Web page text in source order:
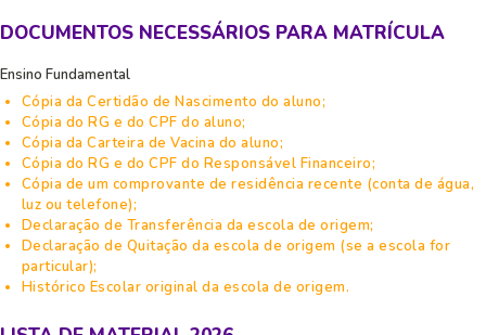
DOCUMENTOS NECESSÁRIOS PARA MATRÍCULA
Ensino Fundamental
Cópia da Certidão de Nascimento do aluno;
Cópia do RG e do CPF do aluno;
Cópia da Carteira de Vacina do aluno;
Cópia do RG e do CPF do Responsável Financeiro;
Cópia de um comprovante de residência recente (conta de água,
luz ou telefone);
Declaração de Transferência da escola de origem;
Declaração de Quitação da escola de origem (se a escola for
particular);
Histórico Escolar original da escola de origem.